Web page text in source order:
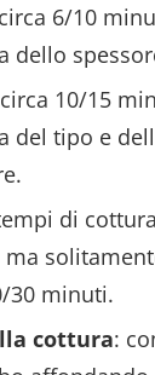
6/10
dello
10/15
del tipo e
di
ma
30 minuti.
cottura: